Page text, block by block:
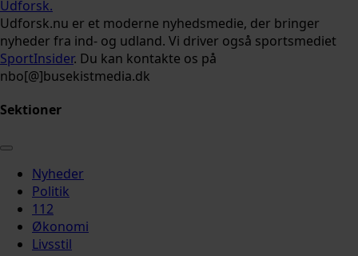
Udforsk.
Udforsk.nu er et moderne nyhedsmedie, der bringer
nyheder fra ind- og udland. Vi driver også sportsmediet
SportInsider. Du kan kontakte os på
nbo[@]busekistmedia.dk
Sektioner
Nyheder
Politik
112
Økonomi
Livsstil